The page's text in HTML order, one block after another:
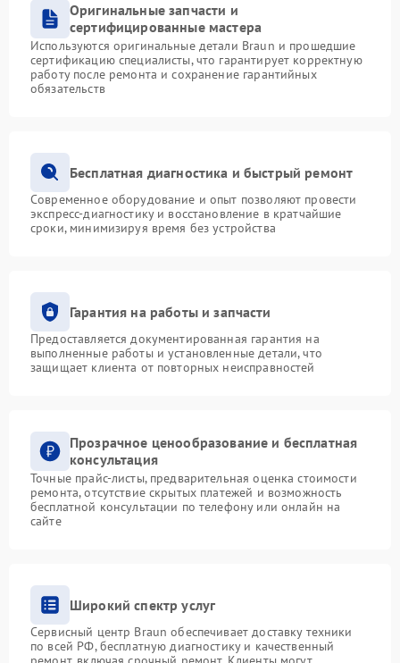
Оригинальные запчасти и
сертифицированные мастера
Используются оригинальные детали Braun и прошедшие
сертификацию специалисты, что гарантирует корректную
работу после ремонта и сохранение гарантийных
обязательств
Бесплатная диагностика и быстрый ремонт
Современное оборудование и опыт позволяют провести
экспресс-диагностику и восстановление в кратчайшие
сроки, минимизируя время без устройства
Гарантия на работы и запчасти
Предоставляется документированная гарантия на
выполненные работы и установленные детали, что
защищает клиента от повторных неисправностей
Прозрачное ценообразование и бесплатная
консультация
Точные прайс-листы, предварительная оценка стоимости
ремонта, отсутствие скрытых платежей и возможность
бесплатной консультации по телефону или онлайн на
сайте
Широкий спектр услуг
Сервисный центр Braun обеспечивает доставку техники
по всей РФ, бесплатную диагностику и качественный